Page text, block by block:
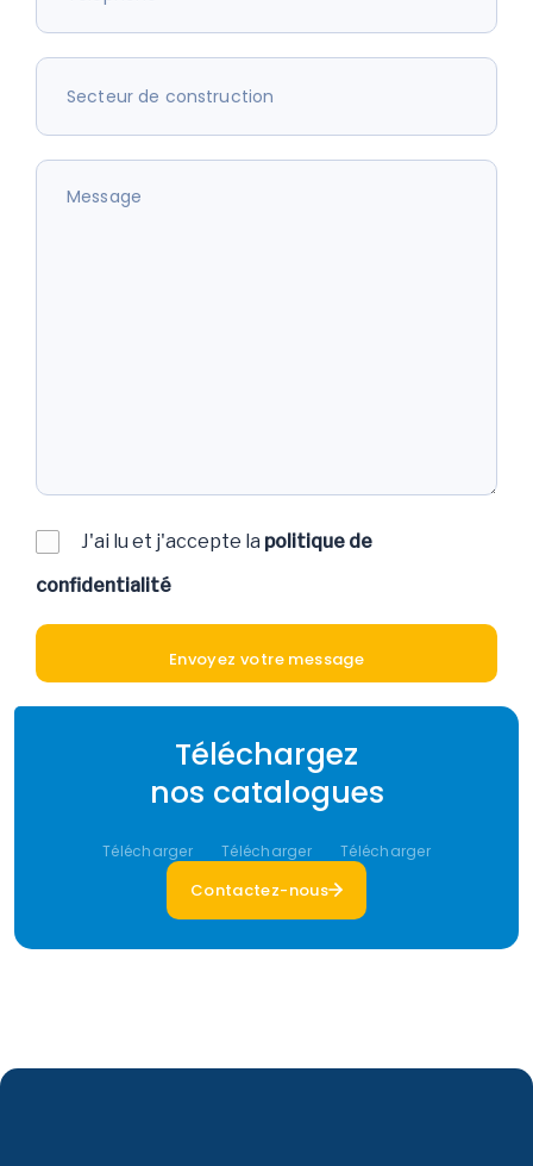
J'ai lu et j'accepte la politique de
confidentialité
Téléchargez
nos catalogues
Télécharger Télécharger Télécharger
Contactez-nous